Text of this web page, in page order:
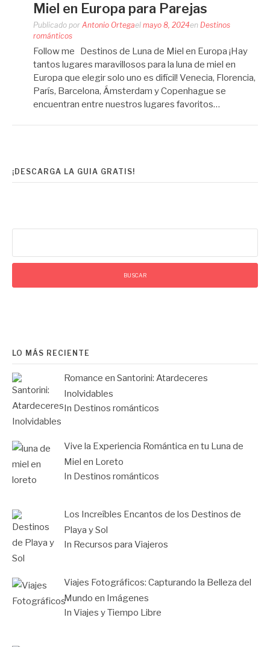
Miel en Europa para Parejas
Publicado por Antonio Ortegael mayo 8, 2024en Destinos
románticos
Follow me Destinos de Luna de Miel en Europa ¡Hay
tantos lugares maravillosos para la luna de miel en
Europa que elegir solo uno es difícil! Venecia, Florencia,
París, Barcelona, ​​Ámsterdam y Copenhague se
encuentran entre nuestros lugares favoritos…
¡DESCARGA LA GUIA GRATIS!
LO MÁS RECIENTE
Romance en Santorini: Atardeceres
Inolvidables
In Destinos románticos
Vive la Experiencia Romántica en tu Luna de
Miel en Loreto
In Destinos románticos
Los Increíbles Encantos de los Destinos de
Playa y Sol
In Recursos para Viajeros
Viajes Fotográficos: Capturando la Belleza del
Mundo en Imágenes
In Viajes y Tiempo Libre